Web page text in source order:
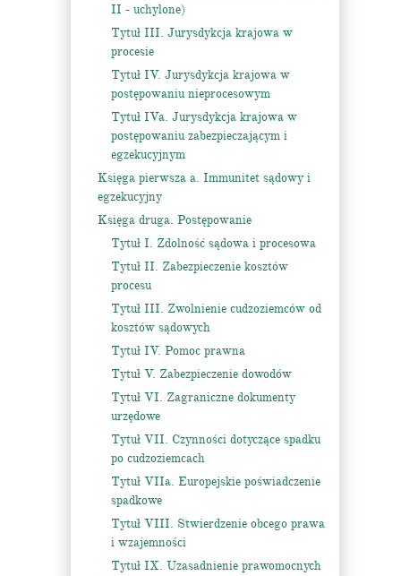
II - uchylone)
Tytuł III. Jurysdykcja krajowa w
procesie
Tytuł IV. Jurysdykcja krajowa w
postępowaniu nieprocesowym
Tytuł IVa. Jurysdykcja krajowa w
postępowaniu zabezpieczającym i
egzekucyjnym
Księga pierwsza a. Immunitet sądowy i
egzekucyjny
Księga druga. Postępowanie
Tytuł I. Zdolność sądowa i procesowa
Tytuł II. Zabezpieczenie kosztów
procesu
Tytuł III. Zwolnienie cudzoziemców od
kosztów sądowych
Tytuł IV. Pomoc prawna
Tytuł V. Zabezpieczenie dowodów
Tytuł VI. Zagraniczne dokumenty
urzędowe
Tytuł VII. Czynności dotyczące spadku
po cudzoziemcach
Tytuł VIIa. Europejskie poświadczenie
spadkowe
Tytuł VIII. Stwierdzenie obcego prawa
i wzajemności
Tytuł IX. Uzasadnienie prawomocnych